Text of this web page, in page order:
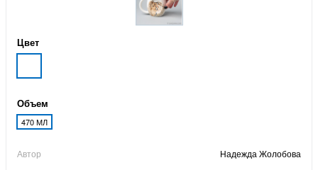
Цвет
Объем
470 МЛ
Автор Надежда Жолобова